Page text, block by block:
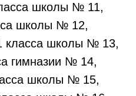
школы № 11,
школы № 12,
класса школы № 13,
гимназии № 14,
школы № 15,